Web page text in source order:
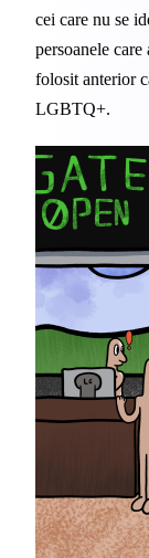
cei care nu se
persoanele
folosit anterior
LGBTQ+.